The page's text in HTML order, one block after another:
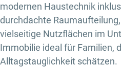
modernen Haustechnik
durchdachte
vielseitige Nutzflächen im
Immobilie ideal für Familien,
Alltagstauglichkeit schätzen.